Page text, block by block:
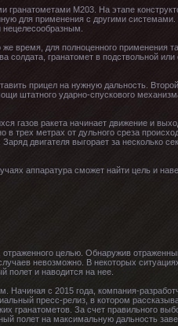
M203. На этапе
для применения с другими
время, для полноценного применения
солдата, гранатомет в подствольной или
прицел на нужную дальность.
штатного ударно-спускового
газов ракета начинает движение и
трех метрах от дульного среза
двигателя выгорает за несколько
аппаратура сможет найти цель и
отраженного целью. Обнаружив
невозможно. В некоторых
полет и наводится на нее.
Начиная с 2015 года, компания-
пресс-релиз, в котором
гранатометов. За счет правильного
полет на максимальную дальность